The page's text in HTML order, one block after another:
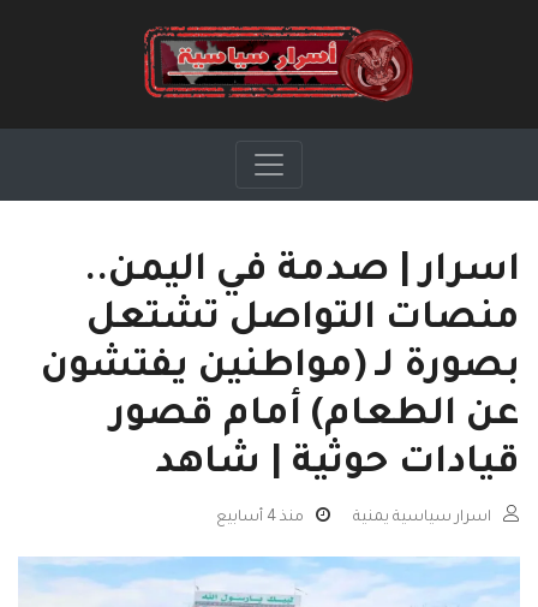
اسرار | صدمة في اليمن..
منصات التواصل تشتعل
بصورة لـ (مواطنين يفتشون
عن الطعام) أمام قصور
قيادات حوثية | شاهد
اسرار سياسية يمنية منذ 4 أسابيع